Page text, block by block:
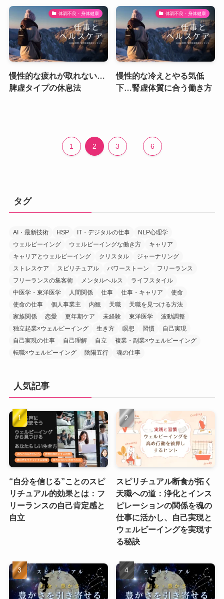
体調不良・身体健康
慢性的な疲れが取れない…
脾虚タイプの休息法
体調不良・身体健康
慢性的な冷えとやる気低
下…腎虚体質に合う働き方
1 2 3 6
タグ
AI・最新技術 HSP IT・デジタルの仕事
NLP心理学
ウェルビーイング
ウェルビーイングな働き方
キャリア
キャリアとウェルビーイング
クリスタル
ジャーナリング
ストレスケア
スピリチュアル パワーストーン
フリーランス
フリーランスの集客術
メンタルヘルス
ライフスタイル
中医学・東洋医学
人間関係 仕事 仕事・キャリア
使命
使命の仕事
個人事業主 内観 天職
天職を見つける方法
家族関係
恋愛 更年期ケア 未経験 東洋医学
波動調整
独立起業×ウェルビーイング
生き方 瞑想 習慣
自己実現
自己実現の仕事
自己理解 自立
複業・副業×ウェルビーイング
転職×ウェルビーイング
陰陽五行 魂の仕事
人気記事
“自分を信じる”ことのスピ
リチュアル的効果とは：フ
リーランスの自己肯定感と
自立
スピリチュアル断食が拓く
天職への道：浄化とインス
ピレーションの関係を魂の
仕事に活かし、自己実現と
ウェルビーイングを実現す
る秘訣